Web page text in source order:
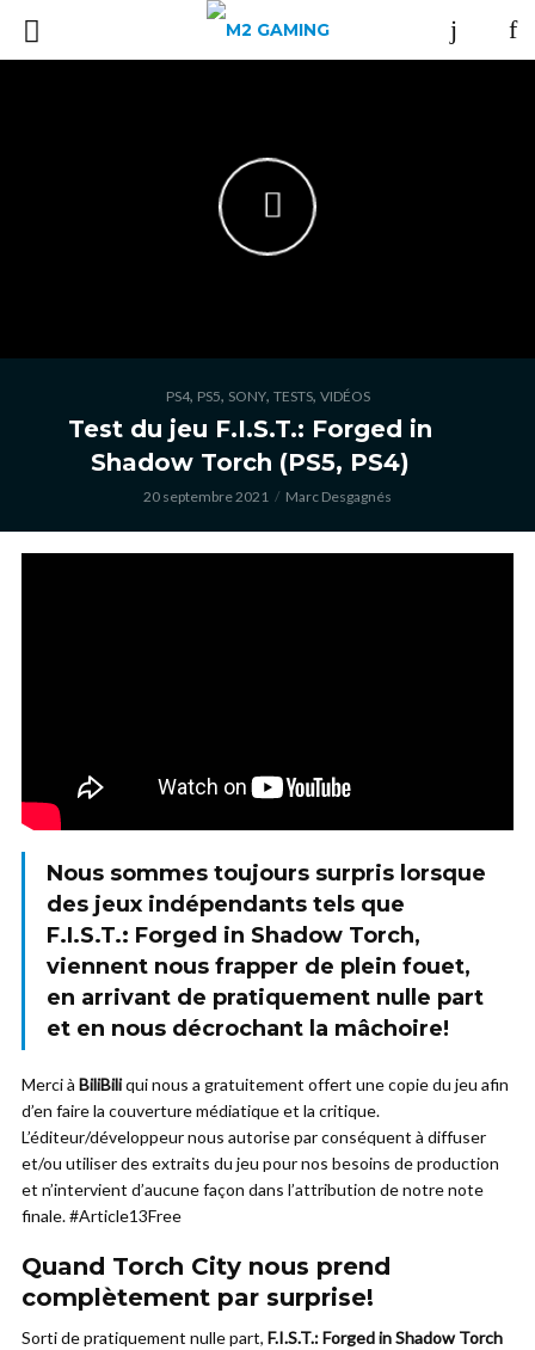
PS4, PS5, SONY, TESTS, VIDÉOS
Test du jeu F.I.S.T.: Forged in
Shadow Torch (PS5, PS4)
20 septembre 2021 Marc Desgagnés
Nous sommes toujours surpris lorsque
des jeux indépendants tels que
F.I.S.T.: Forged in Shadow Torch,
viennent nous frapper de plein fouet,
en arrivant de pratiquement nulle part
et en nous décrochant la mâchoire!
Merci à BiliBiliqui nous a gratuitement offert une copie du jeu afin
d’en faire la couverture médiatique et la critique.
L’éditeur/développeur nous autorise par conséquent à diffuser
et/ou utiliser des extraits du jeu pour nos besoins de production
et n’intervient d’aucune façon dans l’attribution de notre note
finale. #Article13Free
Quand Torch City nous prend
complètement par surprise!
Sorti de pratiquement nulle part, F.I.S.T.: Forged in Shadow Torch